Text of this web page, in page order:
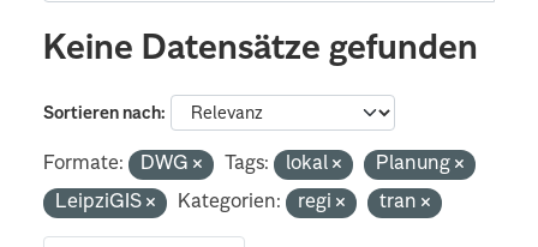
Keine Datensätze gefunden
Sortieren nach
Formate: DWG Tags: lokal
Planung
LeipziGIS
Kategorien: regi tran